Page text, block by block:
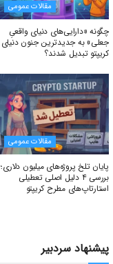
مقالات عمومی
چگونه «دارایی‌های دنیای واقعیِ
جعلی» به جدیدترین جنون دنیای
کریپتو تبدیل شدند؟
مقالات عمومی
پایان تلخ پروژه‌های میلیون دلاری؛
بررسی ۴ دلیل اصلی تعطیلی
استارتاپ‌های مطرح کریپتو
پیشنهاد سردبیر